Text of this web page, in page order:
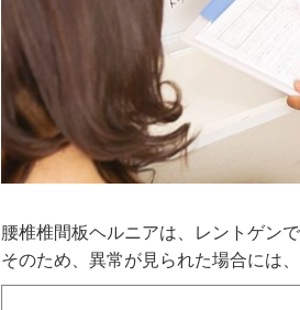
腰椎椎間板ヘルニアは、レントゲン
そのため、異常が見られた場合には、